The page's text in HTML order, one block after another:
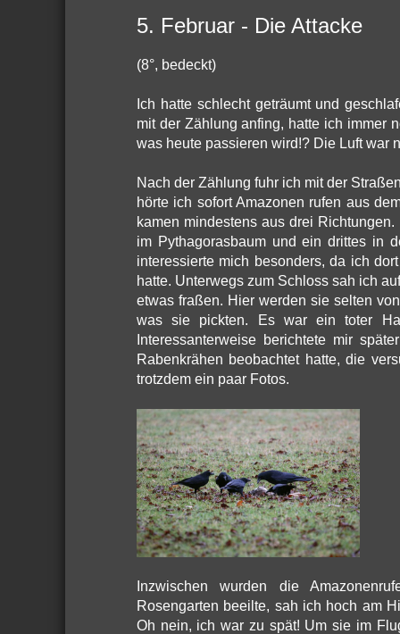
5. Februar - Die Attacke
(8°, bedeckt)
Ich hatte schlecht geträumt und
mit der Zählung anfing, hatte ich immer
was heute passieren wird!? Die Luft war
Nach der Zählung fuhr ich mit der
hörte ich sofort Amazonen rufen aus
kamen mindestens aus drei
im Pythagorasbaum und ein drittes in
interessierte mich besonders, da ich
hatte. Unterwegs zum Schloss sah ich
etwas fraßen. Hier werden sie selten
was sie pickten. Es war ein toter
Interessanterweise berichtete mir
Rabenkrähen beobachtet hatte, die
trotzdem ein paar Fotos.
Inzwischen wurden die
Rosengarten beeilte, sah ich hoch am
Oh nein, ich war zu spät! Um sie im